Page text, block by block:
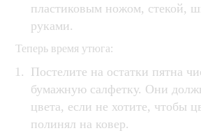
пластиковым ножом, стекой,
руками.
Теперь время утюга:
Постелите на остатки пятна
бумажную салфетку. Они
цвета, если не хотите, чтобы
полинял на ковер.